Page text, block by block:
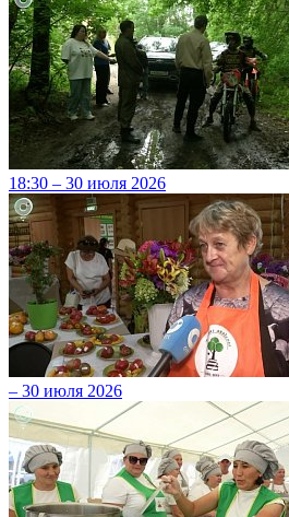
18:30 – 30 июля 2026
– 30 июля 2026